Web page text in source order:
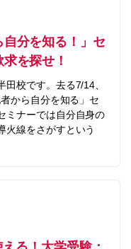
自分を知る！」セ
を探せ！
校です。去る7/14、
から自分を知る」セ
ミナーでは自分自身の
火線をさがすという